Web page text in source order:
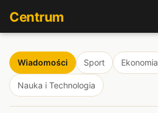
Centrum
Wiadomości Sport Ekonomia
Nauka i Technologia